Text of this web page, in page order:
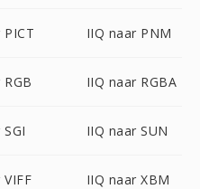
IIQ naar PNM
IIQ naar RGBA
IIQ naar SUN
IIQ naar XBM